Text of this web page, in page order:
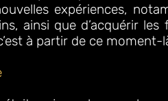
expériences,
ainsi que d’acquérir
à partir de ce